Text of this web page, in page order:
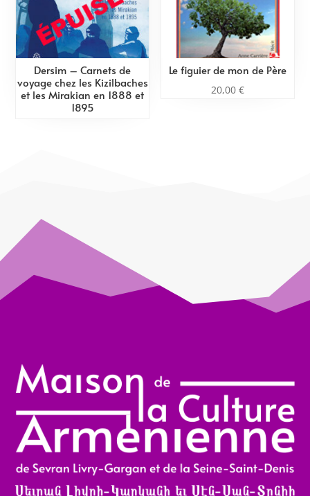
Dersim – Carnets de
voyage chez les Kizilbaches
et les Mirakian en 1888 et
1895
Le figuier de mon de Père
20,00 €